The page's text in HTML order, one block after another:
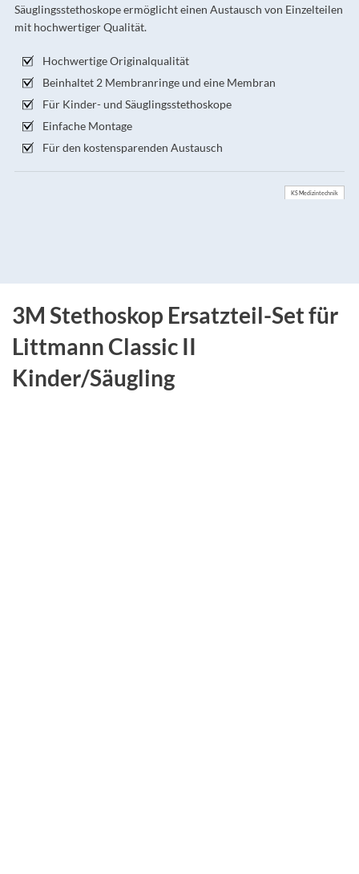
Säuglingsstethoskope ermöglicht einen Austausch von Einzelteilen
mit hochwertiger Qualität.
Hochwertige Originalqualität
Beinhaltet 2 Membranringe und eine Membran
Für Kinder- und Säuglingsstethoskope
Einfache Montage
Für den kostensparenden Austausch
KS Medizintechnik
3M Stethoskop Ersatzteil-Set für
Littmann Classic II
Kinder/Säugling